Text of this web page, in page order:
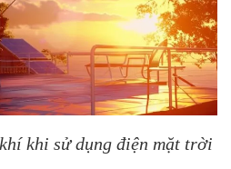
khi sử dụng điện mặt trời